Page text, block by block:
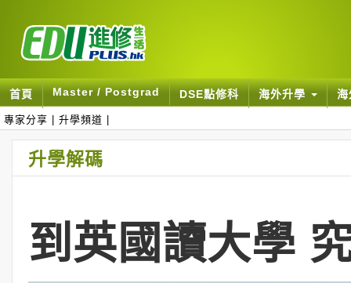
首頁 Master / Postgrad DSE點修科 海外升學
專家分享 升學頻道
升學解碼
到英國讀大學